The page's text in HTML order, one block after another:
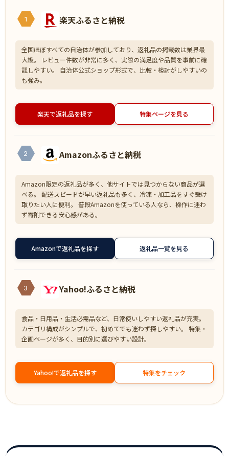
1 楽天ふるさと納税
全国ほぼすべての自治体が参加しており、返礼品の掲載数は業界最
大級。 レビュー件数が非常に多く、実際の満足度や品質を事前に確
認しやすい。 自治体公式ショップ形式で、比較・検討がしやすいの
も強み。
楽天で返礼品を探す 特集ページを見る
2 Amazonふるさと納税
Amazon限定の返礼品が多く、他サイトでは見つからない商品が選
べる。 配送スピードが早い返礼品も多く、冷凍・加工品をすぐ受け
取りたい人に便利。 普段Amazonを使っている人なら、操作に迷わ
ず寄附できる安心感がある。
Amazonで返礼品を探す 返礼品一覧を見る
3 Yahoo!ふるさと納税
食品・日用品・生活必需品など、日常使いしやすい返礼品が充実。
カテゴリ構成がシンプルで、初めてでも迷わず探しやすい。 特集・
企画ページが多く、目的別に選びやすい設計。
Yahoo!で返礼品を探す 特集をチェック